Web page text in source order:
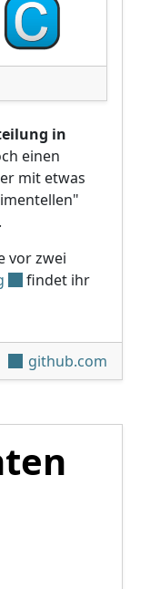
in
einen
mit etwas
vor zwei
findet ihr
github.com